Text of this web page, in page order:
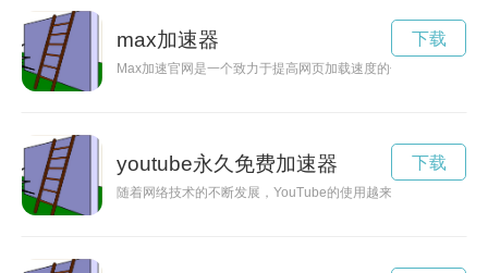
max加速器
Max加速官网是一个致力于提高网页加载速度的优化工具，通
下载
youtube永久免费加速器
随着网络技术的不断发展，YouTube的使用越来越普及。但在
下载